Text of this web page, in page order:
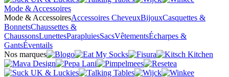
Mode & Accessoires
Mode & AccessoiresAccessoires CheveuxBijouxCasquettes &
BonnetsChaussettes &
ChaussonsLunettesParapluiesSacsVêtementsÉcharpes &
GantsÉventails
Nos marques